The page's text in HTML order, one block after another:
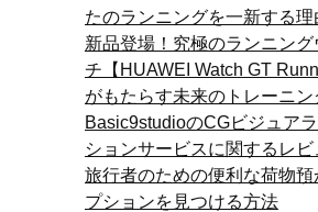
たのランニングを一新する理
新品登場！究極のランニング
チ【HUAWEI Watch GT
がもたらす未来のトレーニン
Basic9studioのCGビジュア
ションサービスに関するレビ
旅行者のための便利な荷物預
プションを見つける方法